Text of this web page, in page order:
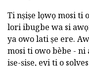
Ti nṣiṣe lọwọ mosi ti
lori ibugbe wa si
ya owo lati ṣe ere.
mosi ti owo bèbe -
iṣẹ-ṣiṣe, eyi ti o